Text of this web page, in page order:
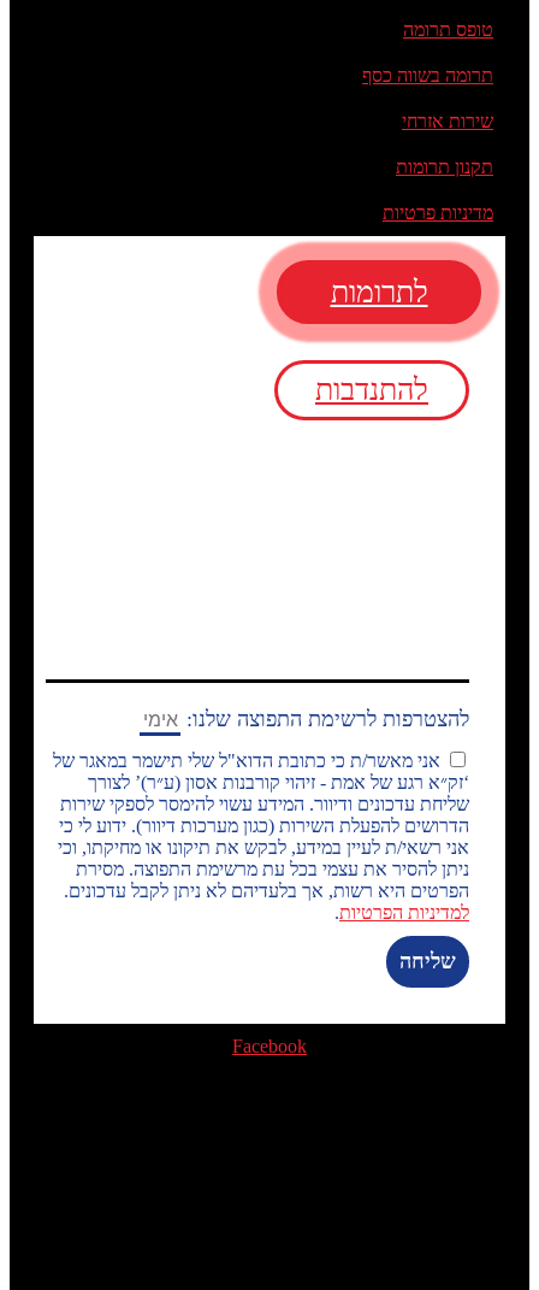
טופס תרומה
תרומה בשווה כסף
שירות אזרחי
תקנון תרומות
מדיניות פרטיות
לתרומות
להתנדבות
להצטרפות לרשימת התפוצה שלנו:
אני מאשר/ת כי כתובת הדוא"ל שלי תישמר במאגר של
‘זק״א רגע של אמת - זיהוי קורבנות אסון (ע״ר)’ לצורך
שליחת עדכונים ודיוור. המידע עשוי להימסר לספקי שירות
הדרושים להפעלת השירות (כגון מערכות דיוור). ידוע לי כי
אני רשאי/ת לעיין במידע, לבקש את תיקונו או מחיקתו, וכי
ניתן להסיר את עצמי בכל עת מרשימת התפוצה. מסירת
הפרטים היא רשות, אך בלעדיהם לא ניתן לקבל עדכונים.
למדיניות הפרטיות.
שליחה
Facebook